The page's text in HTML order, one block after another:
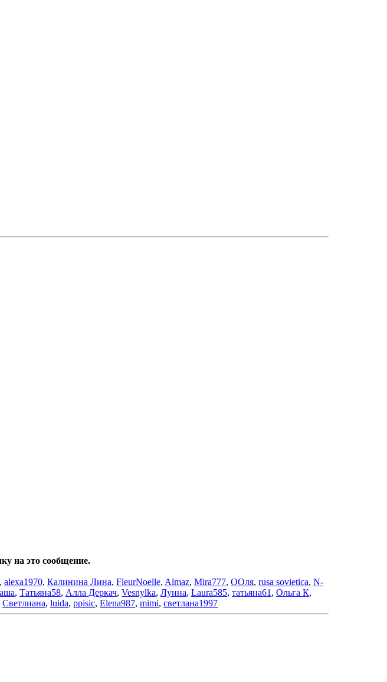
на это сообщение.
, alexa1970, Калинина Лина, FleurNoelle, Almaz, Mira777, ООля, rusa sovietica, N-
, Татьяна58, Алла Деркач, Vesnylka, Лунна, Laura585, татьяна61, Ольга К,
Светлиана, luida, ppisic, Elena987, mimi, светлана1997